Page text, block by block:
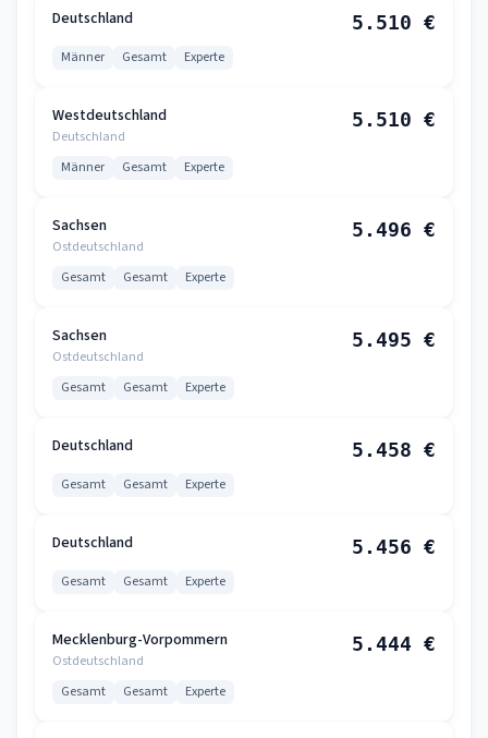
Deutschland 5.510 €
Männer Gesamt Experte
Westdeutschland
Deutschland
5.510 €
Männer Gesamt Experte
Sachsen
Ostdeutschland
5.496 €
Gesamt Gesamt Experte
Sachsen
Ostdeutschland
5.495 €
Gesamt Gesamt Experte
Deutschland 5.458 €
Gesamt Gesamt Experte
Deutschland 5.456 €
Gesamt Gesamt Experte
Mecklenburg-Vorpommern
Ostdeutschland
5.444 €
Gesamt Gesamt Experte